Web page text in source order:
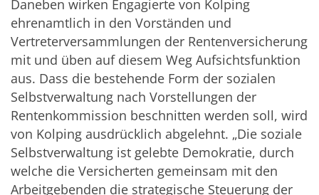
Daneben wirken Engagierte von Kolping
ehrenamtlich in den Vorständen und
Vertreterversammlungen der Rentenversicherung
mit und üben auf diesem Weg Aufsichtsfunktion
aus. Dass die bestehende Form der sozialen
Selbstverwaltung nach Vorstellungen der
Rentenkommission beschnitten werden soll, wird
von Kolping ausdrücklich abgelehnt. „Die soziale
Selbstverwaltung ist gelebte Demokratie, durch
welche die Versicherten gemeinsam mit den
Arbeitgebenden die strategische Steuerung der